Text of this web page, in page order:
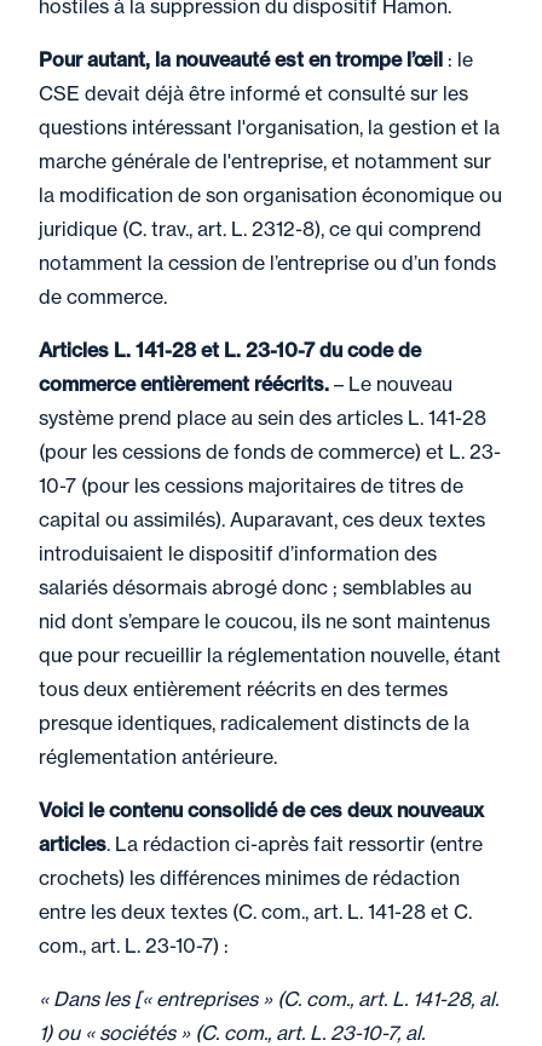
hostiles à la suppression du dispositif Hamon.
Pour autant, la nouveauté est en trompe l’œil : le
CSE devait déjà être informé et consulté sur les
questions intéressant l'organisation, la gestion et la
marche générale de l'entreprise, et notamment sur
la modification de son organisation économique ou
juridique (C. trav., art. L. 2312-8), ce qui comprend
notamment la cession de l’entreprise ou d’un fonds
de commerce.
Articles L. 141-28 et L. 23-10-7 du code de
commerce entièrement réécrits. – Le nouveau
système prend place au sein des articles L. 141-28
(pour les cessions de fonds de commerce) et L. 23-
10-7 (pour les cessions majoritaires de titres de
capital ou assimilés). Auparavant, ces deux textes
introduisaient le dispositif d’information des
salariés désormais abrogé donc ; semblables au
nid dont s’empare le coucou, ils ne sont maintenus
que pour recueillir la réglementation nouvelle, étant
tous deux entièrement réécrits en des termes
presque identiques, radicalement distincts de la
réglementation antérieure.
Voici le contenu consolidé de ces deux nouveaux
articles. La rédaction ci-après fait ressortir (entre
crochets) les différences minimes de rédaction
entre les deux textes (C. com., art. L. 141-28 et C.
com., art. L. 23-10-7) :
« Dans les [« entreprises » (C. com., art. L. 141-28, al.
1) ou « sociétés » (C. com., art. L. 23-10-7, al.